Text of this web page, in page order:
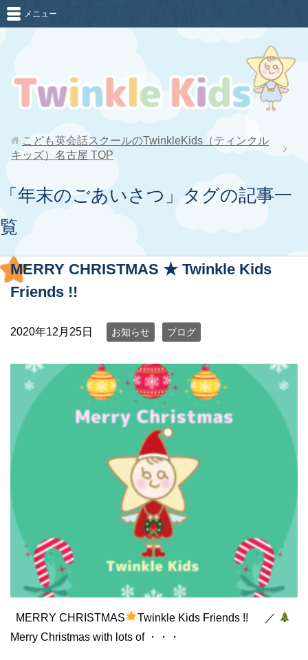
メニュー
こども英会話スクールのTwinkleKids（ティンクル
キッズ）名古屋 TOP
「年末のごあいさつ」タグの記事一
覧
MERRY CHRISTMAS ★ Twinkle Kids
Friends !!
2020年12月25日 お知らせ ブログ
MERRY CHRISTMAS
Twinkle Kids Friends !! ／
Merry Christmas with lots of ・・・